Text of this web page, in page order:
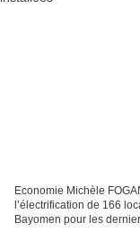
Economie Michèle
l’électrification de 166
Bayomen pour les